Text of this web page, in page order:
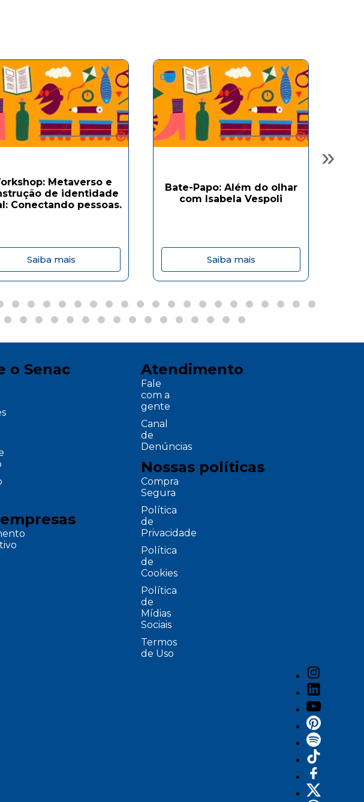
Metaverso e
de identidade
Conectando pessoas.
Saiba mais
Bate-Papo: Além do olhar
com Isabela Vespoli
Saiba mais
»
o Senac Atendimento
Fale
com a
gente
Canal
de
Denúncias
Nossas políticas
Compra
Segura
Política
de
Privacidade
Política
de
Cookies
Política
de
Mídias
Sociais
Termos
de Uso